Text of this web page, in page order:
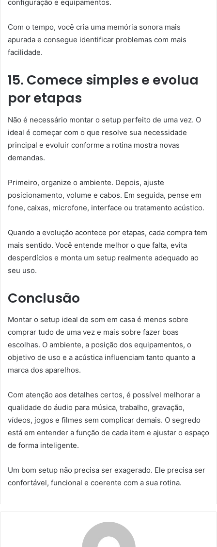
configuração e equipamentos.
Com o tempo, você cria uma memória sonora mais
apurada e consegue identificar problemas com mais
facilidade.
15. Comece simples e evolua
por etapas
Não é necessário montar o setup perfeito de uma vez. O
ideal é começar com o que resolve sua necessidade
principal e evoluir conforme a rotina mostra novas
demandas.
Primeiro, organize o ambiente. Depois, ajuste
posicionamento, volume e cabos. Em seguida, pense em
fone, caixas, microfone, interface ou tratamento acústico.
Quando a evolução acontece por etapas, cada compra tem
mais sentido. Você entende melhor o que falta, evita
desperdícios e monta um setup realmente adequado ao
seu uso.
Conclusão
Montar o setup ideal de som em casa é menos sobre
comprar tudo de uma vez e mais sobre fazer boas
escolhas. O ambiente, a posição dos equipamentos, o
objetivo de uso e a acústica influenciam tanto quanto a
marca dos aparelhos.
Com atenção aos detalhes certos, é possível melhorar a
qualidade do áudio para música, trabalho, gravação,
vídeos, jogos e filmes sem complicar demais. O segredo
está em entender a função de cada item e ajustar o espaço
de forma inteligente.
Um bom setup não precisa ser exagerado. Ele precisa ser
confortável, funcional e coerente com a sua rotina.